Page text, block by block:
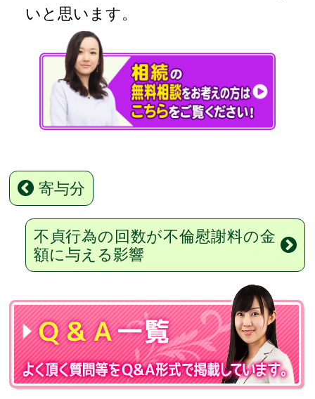
いと思います。
寄与分
不貞行為の回数が不倫慰謝料の金
額に与える影響